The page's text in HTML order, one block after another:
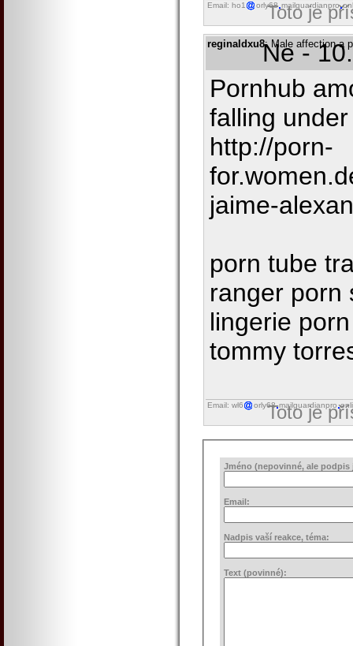
Email: ho1 orly68 mailguardianpro
Toto je
reginaldxu8: Male affection a
Ne -
Pornhub
falling
http://porn-
jaime-
porn tube
ranger porn
lingerie
tommy
Email: wl6 orly68 mailguardianpro
Toto je
Jméno (nepovinné, ale podpis
Email:
Nadpis vaší reakce, téma:
Text (povinné):